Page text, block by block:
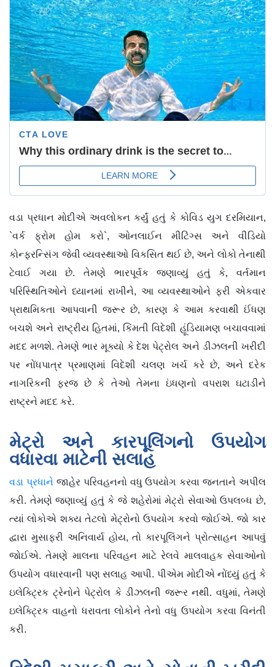
વડા પ્રધાન મોદીએ અવલોકન કર્યું હતું કે કોવિડ યુગ દરમિયાન,
`વર્ક ફ્રોમ હોમ કરો`, ઓનલાઈન મીટિંગ્સ અને વીડિયો
કોન્ફરન્સિંગ જેવી વ્યવસ્થાઓ વિકસિત થઈ છે, અને લોકો તેનાથી
ટેવાઈ ગયા છે. તેમણે ભારપૂર્વક જણાવ્યું હતું કે, વર્તમાન
પરિસ્થિતિઓને ધ્યાનમાં રાખીને, આ વ્યવસ્થાઓને ફરી એકવાર
પ્રાથમિકતા આપવાની જરૂર છે, કારણ કે આમ કરવાથી ઈંધણ
બચશે અને રાષ્ટ્રીય હિતમાં, કિંમતી વિદેશી હૂંડિયામણ બચાવવામાં
મદદ મળશે. તેમણે ભાર મૂક્યો કે દેશ પેટ્રોલ અને ડીઝલની ખરીદી
પર નોંધપાત્ર પ્રમાણમાં વિદેશી ચલણ ખર્ચ કરે છે, અને દરેક
નાગરિકની ફરજ છે કે તેઓ તેમના ઇંધણનો વપરાશ ઘટાડીને
રાષ્ટ્રને મદદ કરે.
મેટ્રો અને કારપૂલિંગનો ઉપયોગ
વધારવા માટેની સલાહ
વડા પ્રધાનેજાહેર પરિવહનનો વધુ ઉપયોગ કરવા જનતાને અપીલ
કરી. તેમણે જણાવ્યું હતું કે જે શહેરોમાં મેટ્રો સેવાઓ ઉપલબ્ધ છે,
ત્યાં લોકોએ શક્ય તેટલો મેટ્રોનો ઉપયોગ કરવો જોઈએ. જો કાર
દ્વારા મુસાફરી અનિવાર્ય હોય, તો કારપૂલિંગને પ્રોત્સાહન આપવું
જોઈએ. તેમણે માલના પરિવહન માટે રેલવે માલવાહક સેવાઓનો
ઉપયોગ વધારવાની પણ સલાહ આપી. પીએમ મોદીએ નોંધ્યું હતું કે
ઇલેક્ટ્રિક ટ્રેનોને પેટ્રોલ કે ડીઝલની જરૂર નથી. વધુમાં, તેમણે
ઇલેક્ટ્રિક વાહનો ધરાવતા લોકોને તેનો વધુ ઉપયોગ કરવા વિનંતી
કરી.